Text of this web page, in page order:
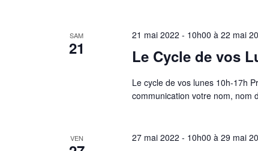
SAM
21
21 mai 2022 - 10h00 à 22 mai
Le Cycle de vos
Le cycle de vos lunes 10h-17h
communication votre nom, nom
VEN 27 mai 2022 - 10h00 à 29 mai